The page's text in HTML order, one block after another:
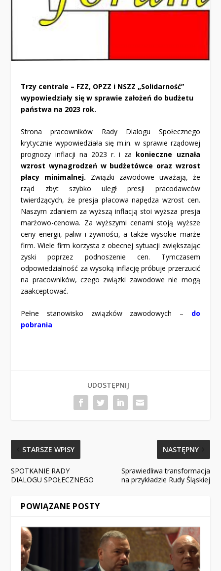
Trzy centrale – FZZ, OPZZ i NSZZ „Solidarność”
wypowiedziały się w sprawie założeń do budżetu
państwa na 2023 rok.
Strona pracowników Rady Dialogu Społecznego
krytycznie wypowiedziała się m.in. w sprawie rządowej
prognozy inflacji na 2023 r. i za konieczne uznała
wzrost wynagrodzeń w budżetówce oraz wzrost
płacy minimalnej. Związki zawodowe uważają, że
rząd zbyt szybko uległ presji pracodawców
twierdzących, że presja płacowa napędza wzrost cen.
Naszym zdaniem za wyższą inflacją stoi wyższa presja
marżowo-cenowa. Za wyższymi cenami stoją wyższe
ceny energii, paliw i żywności, a także wysokie marże
firm. Wiele firm korzysta z obecnej sytuacji zwiększając
zyski poprzez podnoszenie cen. Tymczasem
odpowiedzialność za wysoką inflację próbuje przerzucić
na pracowników, czego związki zawodowe nie mogą
zaakceptować.
Pełne stanowisko związków zawodowych – do
pobrania
UDOSTĘPNIJ
STARSZE WPISY
SPOTKANIE RADY
DIALOGU SPOŁECZNEGO
NASTĘPNY
Sprawiedliwa transformacja
na przykładzie Rudy Śląskiej
POWIĄZANE POSTY